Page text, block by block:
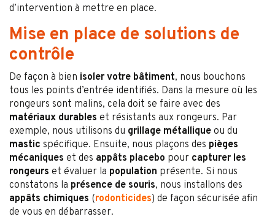
d’intervention à mettre en place.
Mise en place de solutions de
contrôle
De façon à bien isoler votre bâtiment, nous bouchons
tous les points d’entrée identifiés. Dans la mesure où les
rongeurs sont malins, cela doit se faire avec des
matériaux durables et résistants aux rongeurs. Par
exemple, nous utilisons du grillage métallique ou du
mastic spécifique. Ensuite, nous plaçons des pièges
mécaniques et des appâts placebo pour capturer les
rongeurs et évaluer la population présente. Si nous
constatons la présence de souris, nous installons des
appâts chimiques (rodonticides) de façon sécurisée afin
de vous en débarrasser.